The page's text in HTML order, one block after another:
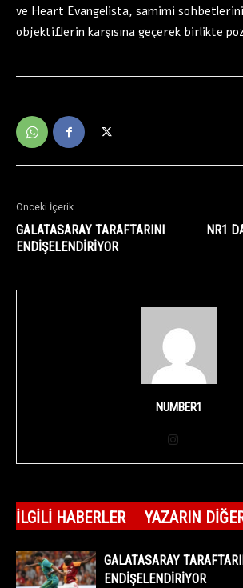
ve Heart Evangelista, samimi
objektiflerin karşısına geçerek birlikte
Önceki İçerik
GALATASARAY TARAFTARINI
ENDİŞELENDİRİYOR
NR1
NUMBER1
İLGILI HABERLER YAZARIN
GALATASARAY
ENDİŞELENDİRİYOR